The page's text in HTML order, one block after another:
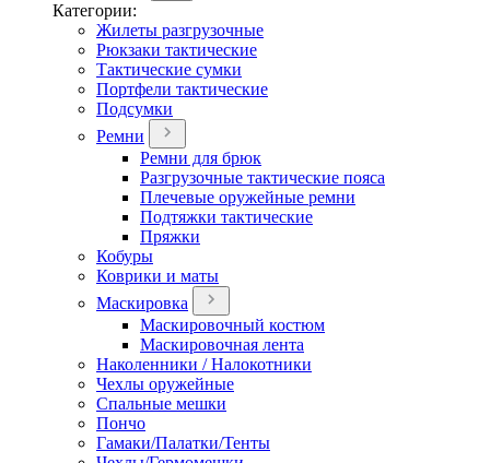
Категории:
Жилеты разгрузочные
Рюкзаки тактические
Тактические сумки
Портфели тактические
Подсумки
Ремни
Ремни для брюк
Разгрузочные тактические пояса
Плечевые оружейные ремни
Подтяжки тактические
Пряжки
Кобуры
Коврики и маты
Маскировка
Маскировочный костюм
Маскировочная лента
Наколенники / Налокотники
Чехлы оружейные
Спальные мешки
Пончо
Гамаки/Палатки/Тенты